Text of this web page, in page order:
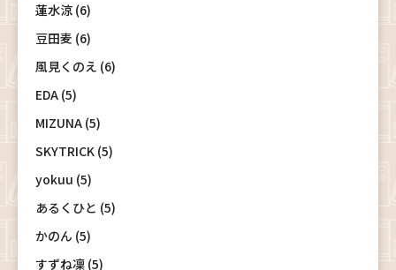
蓮水涼 (6)
豆田麦 (6)
風見くのえ (6)
EDA (5)
MIZUNA (5)
SKYTRICK (5)
yokuu (5)
あるくひと (5)
かのん (5)
すずね凜 (5)